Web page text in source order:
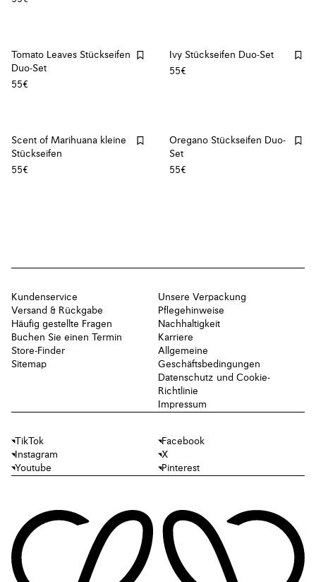
Tomato Leaves Stückseifen
Duo-Set
55€
Ivy Stückseifen Duo-Set
55€
Scent of Marihuana kleine
Stückseifen
55€
Oregano Stückseifen Duo-
Set
55€
Kundenservice
Versand & Rückgabe
Häufig gestellte Fragen
Buchen Sie einen Termin
Store-Finder
Sitemap
Unsere Verpackung
Pflegehinweise
Nachhaltigkeit
Karriere
Allgemeine
Geschäftsbedingungen
Datenschutz und Cookie-
Richtlinie
Impressum
TikTok
Facebook
Instagram
X
Youtube
Pinterest